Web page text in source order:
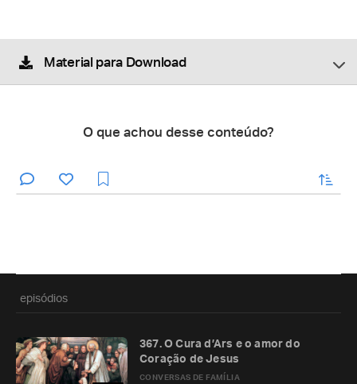
Material para Download
O que achou desse conteúdo?
enviar
episódios
CONVERSAS DE FAMÍLIA
367. O Cura d’Ars e o amor do
Coração de Jesus